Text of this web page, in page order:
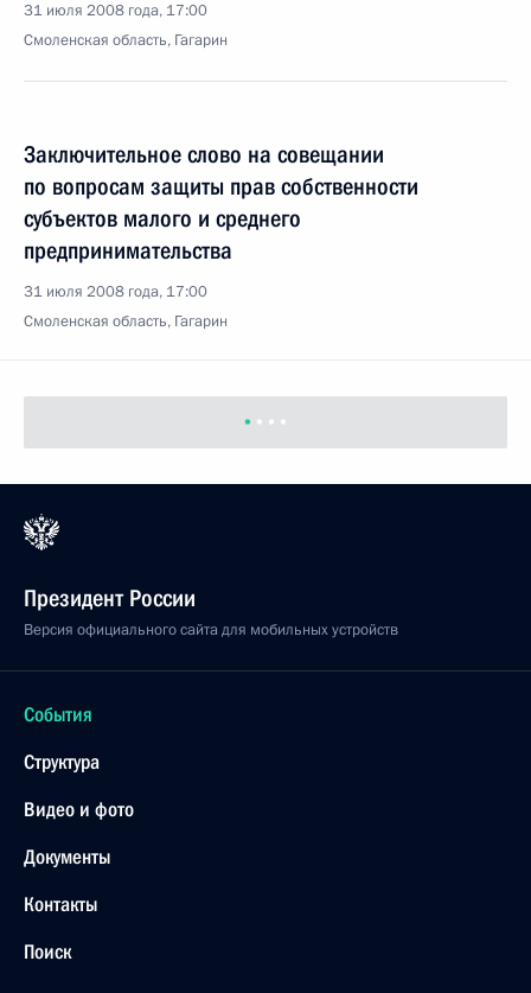
31 июля 2008 года, 17:00
Смоленская область, Гагарин
Заключительное слово на совещании
по вопросам защиты прав собственности
субъектов малого и среднего
предпринимательства
31 июля 2008 года, 17:00
Смоленская область, Гагарин
Президент России
Версия официального сайта для мобильных устройств
События
Структура
Видео и фото
Документы
Контакты
Поиск